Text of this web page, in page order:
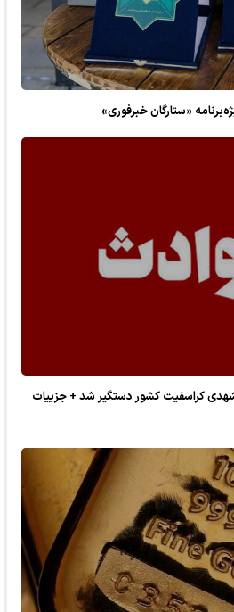
«ستارگان خبرفوری»
کراسفیت کشور دستگیر شد + جزییات